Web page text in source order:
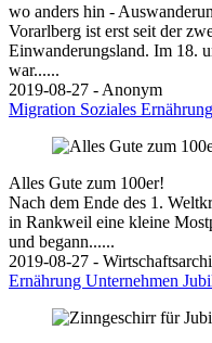
wo anders hin -
Vorarlberg ist erst seit der
Einwanderungsland. Im 18.
war......
2019-08-27 - Anonym
Migration Soziales Ernährung
Alles Gute zum 100er!
Nach dem Ende des 1.
in Rankweil eine kleine
und begann......
2019-08-27 -
Ernährung Unternehmen